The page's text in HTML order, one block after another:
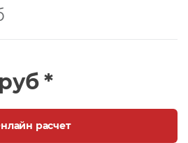
*
расчет